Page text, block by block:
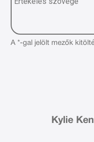
A *-gal jelölt mezők
Kylie